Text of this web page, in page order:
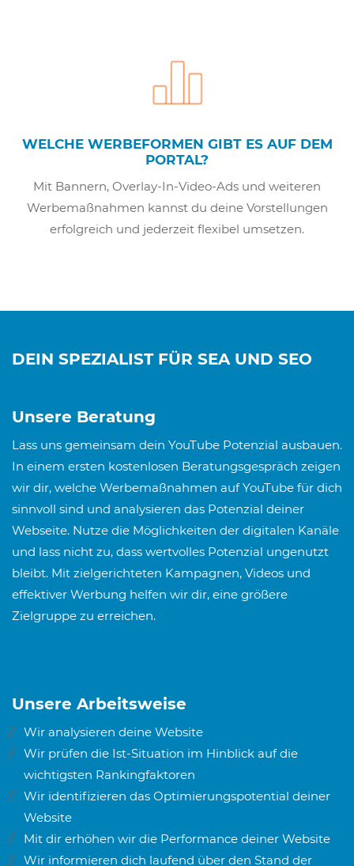
WELCHE WERBEFORMEN GIBT ES AUF DEM
PORTAL?
Mit Bannern, Overlay-In-Video-Ads und weiteren
Werbemaßnahmen kannst du deine Vorstellungen
erfolgreich und jederzeit flexibel umsetzen.
DEIN SPEZIALIST FÜR SEA UND SEO
Unsere Beratung
Lass uns gemeinsam dein YouTube Potenzial ausbauen.
In einem ersten kostenlosen Beratungsgespräch zeigen
wir dir, welche Werbemaßnahmen auf YouTube für dich
sinnvoll sind und analysieren das Potenzial deiner
Webseite. Nutze die Möglichkeiten der digitalen Kanäle
und lass nicht zu, dass wertvolles Potenzial ungenutzt
bleibt. Mit zielgerichteten Kampagnen, Videos und
effektiver Werbung helfen wir dir, eine größere
Zielgruppe zu erreichen.
Unsere Arbeitsweise
Wir analysieren deine Website
Wir prüfen die Ist-Situation im Hinblick auf die
wichtigsten Rankingfaktoren
Wir identifizieren das Optimierungspotential deiner
Website
Mit dir erhöhen wir die Performance deiner Website
Wir informieren dich laufend über den Stand der